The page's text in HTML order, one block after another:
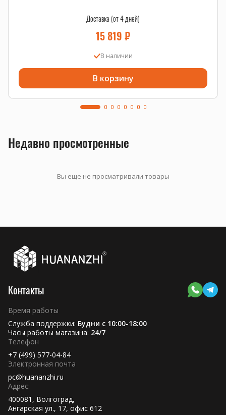
Доставка (от 4 дней)
15 819 ₽
В наличии
В корзину
Недавно просмотренные
Вы еще не просматривали товары
Контакты
Время работы
Служба поддержки: Будни с 10:00-18:00
Часы работы магазина: 24/7
Телефон
+7 (499) 577-04-84
Электронная почта
pc@huananzhi.ru
Адрес:
400081, Волгоград,
Ангарская ул., 17, офис 612